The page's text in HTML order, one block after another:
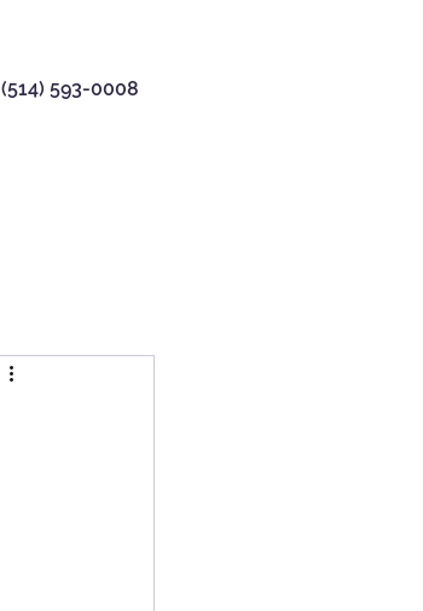
(514) 593-0008